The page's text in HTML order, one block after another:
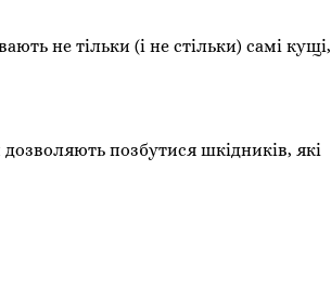
не тільки (і не стільки) самі кущі,
позбутися шкідників, які